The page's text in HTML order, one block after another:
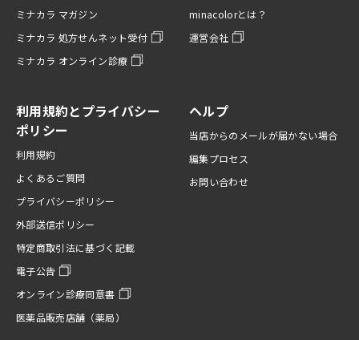
ミナカラ マガジン
ミナカラ 処方せんネット受付
ミナカラ オンライン診療
minacolorとは？
運営会社
利用規約とプライバシー
ポリシー
利用規約
よくあるご質問
プライバシーポリシー
外部送信ポリシー
特定商取引法に基づく記載
電子公告
オンライン診療同意書
医薬品販売店舗（薬局）
ヘルプ
当店からのメールが届かない場合
編集プロセス
お問い合わせ